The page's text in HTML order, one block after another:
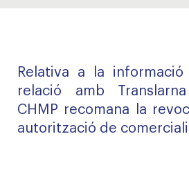
Relativa a la informació
relació amb
CHMP recomana la
autorització de